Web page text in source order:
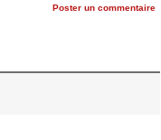
Poster un commentaire